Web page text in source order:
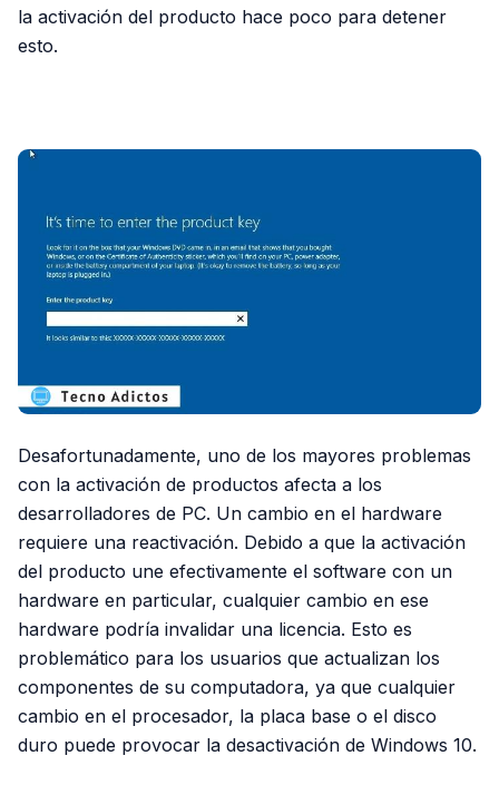
la activación del producto hace poco para detener
esto.
Desafortunadamente, uno de los mayores problemas
con la activación de productos afecta a los
desarrolladores de PC. Un cambio en el hardware
requiere una reactivación. Debido a que la activación
del producto une efectivamente el software con un
hardware en particular, cualquier cambio en ese
hardware podría invalidar una licencia. Esto es
problemático para los usuarios que actualizan los
componentes de su computadora, ya que cualquier
cambio en el procesador, la placa base o el disco
duro puede provocar la desactivación de Windows 10.